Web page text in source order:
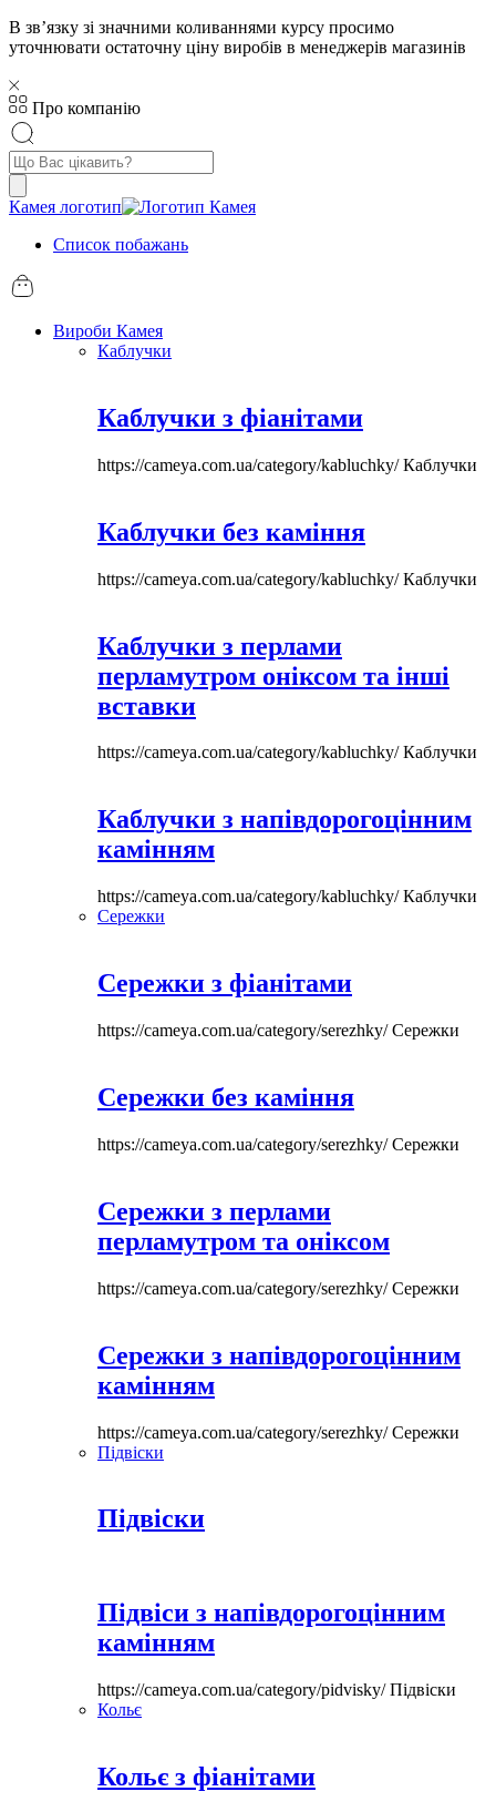
В звʼязку зі значними коливаннями курсу просимо
уточнювати остаточну ціну виробів в менеджерів магазинів
Про компанію
Пошук
товарів
Камея логотип
Список побажань
Вироби Камея
Каблучки
Каблучки з фіанітами
https://cameya.com.ua/category/kabluchky/Каблучки
Каблучки без каміння
https://cameya.com.ua/category/kabluchky/Каблучки
Каблучки з перлами
перламутром оніксом та інші
вставки
https://cameya.com.ua/category/kabluchky/Каблучки
Каблучки з напівдорогоцінним
камінням
https://cameya.com.ua/category/kabluchky/Каблучки
Сережки
Сережки з фіанітами
https://cameya.com.ua/category/serezhky/Сережки
Сережки без каміння
https://cameya.com.ua/category/serezhky/Сережки
Сережки з перлами
перламутром та оніксом
https://cameya.com.ua/category/serezhky/Сережки
Сережки з напівдорогоцінним
камінням
https://cameya.com.ua/category/serezhky/Сережки
Підвіски
Підвіски
Підвіси з напівдорогоцінним
камінням
https://cameya.com.ua/category/pidvisky/Підвіски
Кольє
Кольє з фіанітами